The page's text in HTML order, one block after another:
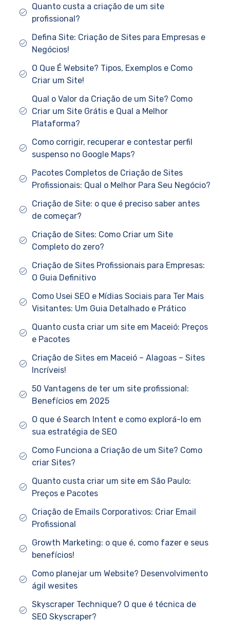
Quanto custa a criação de um site
profissional?
Defina Site: Criação de Sites para Empresas e
Negócios!
O Que É Website? Tipos, Exemplos e Como
Criar um Site!
Qual o Valor da Criação de um Site? Como
Criar um Site Grátis e Qual a Melhor
Plataforma?
Como corrigir, recuperar e contestar perfil
suspenso no Google Maps?
Pacotes Completos de Criação de Sites
Profissionais: Qual o Melhor Para Seu Negócio?
Criação de Site: o que é preciso saber antes
de começar?
Criação de Sites: Como Criar um Site
Completo do zero?
Criação de Sites Profissionais para Empresas:
O Guia Definitivo
Como Usei SEO e Mídias Sociais para Ter Mais
Visitantes: Um Guia Detalhado e Prático
Quanto custa criar um site em Maceió: Preços
e Pacotes
Criação de Sites em Maceió – Alagoas – Sites
Incríveis!
50 Vantagens de ter um site profissional:
Benefícios em 2025
O que é Search Intent e como explorá-lo em
sua estratégia de SEO
Como Funciona a Criação de um Site? Como
criar Sites?
Quanto custa criar um site em São Paulo:
Preços e Pacotes
Criação de Emails Corporativos: Criar Email
Profissional
Growth Marketing: o que é, como fazer e seus
benefícios!
Como planejar um Website? Desenvolvimento
ágil wesites
Skyscraper Technique? O que é técnica de
SEO Skyscraper?